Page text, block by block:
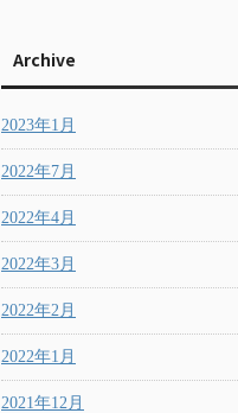
Archive
2023年1月
2022年7月
2022年4月
2022年3月
2022年2月
2022年1月
2021年12月